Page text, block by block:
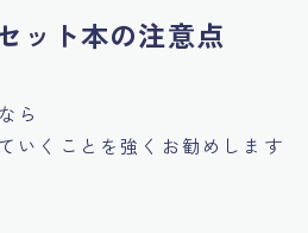
ット本の注意点
ら
いくことを強くお勧めします